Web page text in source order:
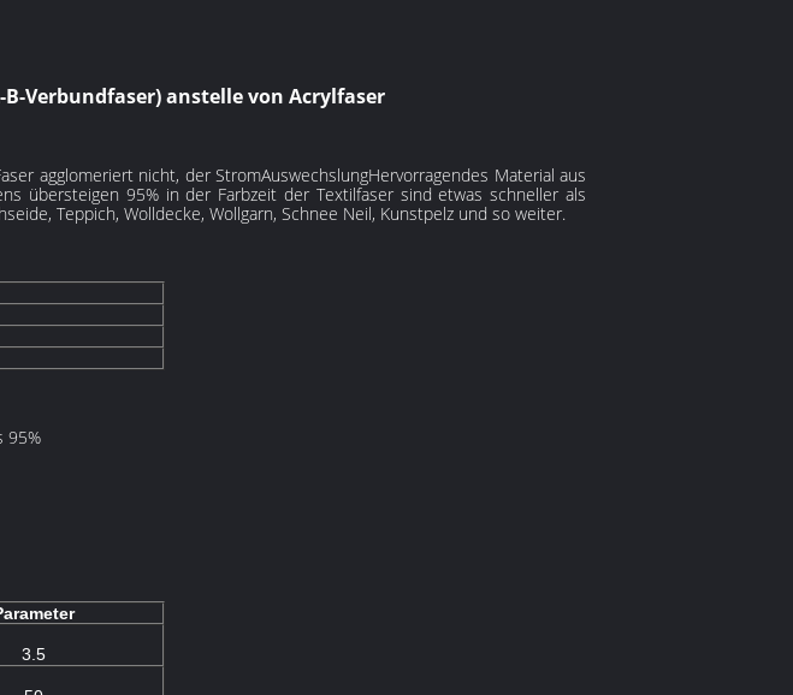
Verbundfaser) anstelle von Acrylfaser
agglomeriert nicht, der StromAuswechslungHervorragendes Material aus
übersteigen 95% in der Farbzeit der Textilfaser sind etwas schneller als
Teppich, Wolldecke, Wollgarn, Schnee Neil, Kunstpelz und so weiter.
95%
3.5